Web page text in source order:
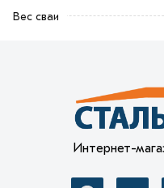
Вес сваи
Интернет-